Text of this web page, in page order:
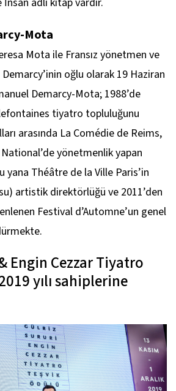
Mota
Mota ile Fransız yönetmen ve
oğlu olarak 19 Haziran
Demarcy-Mota; 1988’de
tiyatro topluluğunu
arasında La Comédie de Reims,
yönetmenlik yapan
yana Théâtre de la Ville Paris’in
artistik direktörlüğü ve 2011’den
Festival d’Automne’un genel
Engin Cezzar Tiyatro
yılı sahiplerine